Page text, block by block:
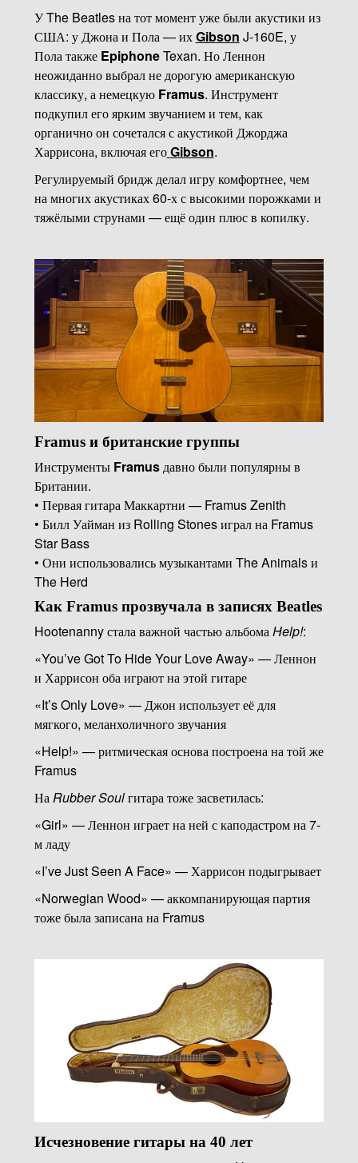
У The Beatles на тот момент уже были акустики из
США: у Джона и Пола — ихGibson J-160E, у
Пола также EpiphoneTexan. Но Леннон
неожиданно выбрал не дорогую американскую
классику, а немецкую Framus. Инструмент
подкупил его ярким звучанием и тем, как
органично он сочетался с акустикой Джорджа
Харрисона, включая егоGibson.
Регулируемый бридж делал игру комфортнее, чем
на многих акустиках 60-х с высокими порожками и
тяжёлыми струнами — ещё один плюс в копилку.
Framus и британские группы
Инструменты Framusдавно были популярны в
Британии.
• Первая гитара Маккартни — Framus Zenith
• Билл Уайман из Rolling Stones играл на Framus
Star Bass
• Они использовались музыкантами The Animals и
The Herd
Как Framus прозвучала в записях Beatles
Hootenanny стала важной частью альбомаHelp!:
«You’ve Got To Hide Your Love Away» — Леннон
и Харрисон оба играют на этой гитаре
«It’s Only Love» — Джон использует её для
мягкого, меланхоличного звучания
«Help!» — ритмическая основа построена на той же
Framus
НаRubber Soulгитара тоже засветилась:
«Girl» — Леннон играет на ней с каподастром на 7-
м ладу
«I’ve Just Seen A Face» — Харрисон подыгрывает
«Norwegian Wood» — аккомпанирующая партия
тоже была записана на Framus
Исчезновение гитары на 40 лет